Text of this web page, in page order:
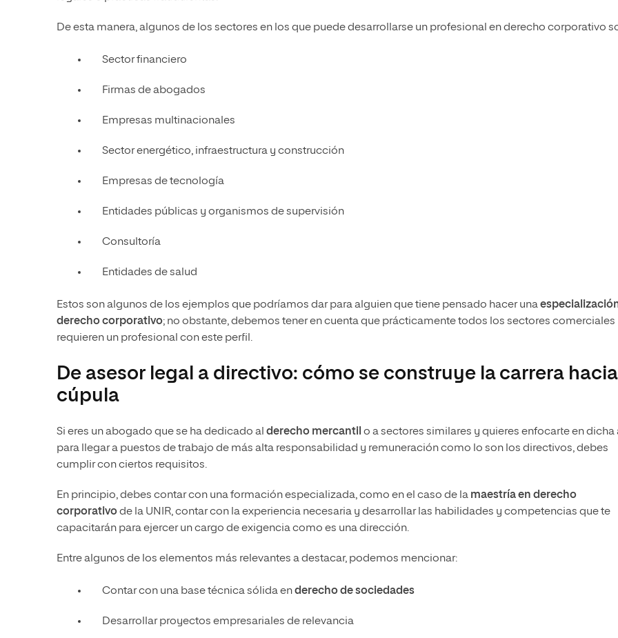
De esta manera, algunos de los sectores en los que puede desarrollarse un profesional en derecho corporativo
Sector financiero
Firmas de abogados
Empresas multinacionales
Sector energético, infraestructura y construcción
Empresas de tecnología
Entidades públicas y organismos de supervisión
Consultoría
Entidades de salud
Estos son algunos de los ejemplos que podríamos dar para alguien que tiene pensado hacer una
derecho corporativo; no obstante, debemos tener en cuenta que prácticamente todos los sectores comerciales
requieren un profesional con este perfil.
De asesor legal a directivo: cómo se construye la carrera
cúpula
Si eres un abogado que se ha dedicado al derecho mercantil o a sectores similares y quieres enfocarte en dicha
para llegar a puestos de trabajo de más alta responsabilidad y remuneración como lo son los directivos, debes
cumplir con ciertos requisitos.
En principio, debes contar con una formación especializada, como en el caso de la maestría en derecho
corporativode la UNIR, contar con la experiencia necesaria y desarrollar las habilidades y competencias que te
capacitarán para ejercer un cargo de exigencia como es una dirección.
Entre algunos de los elementos más relevantes a destacar, podemos mencionar:
Contar con una base técnica sólida enderecho de sociedades
Desarrollar proyectos empresariales de relevancia